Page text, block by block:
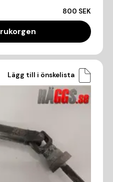
800 SEK
Lägg till i önskelista